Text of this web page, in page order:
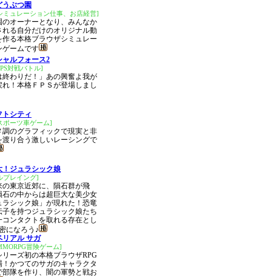
うぶつ園
ミュレーション仕事、お店経営]
のオーナーとなり、みんなか
れる自分だけのオリジナル動
作る本格ブラウザシミュレー
ゲームです
ャルフォース2
対戦バトル]
終わりだ！」あの興奮よ我が
れ！本格ＦＰＳが登場しまし
トシティ
ポーツ車ゲーム]
調のグラフィックで現実と非
渡り合う激しいレーシングで
！ジュラシック娘
プレイング]
の東京近郊に、隕石群が飛
石の中からは超巨大な美少女
ラシック娘」が現れた！恐竜
子を持つジュラシック娘たち
コンタクトを取れる存在とし
になろう♪
リアル サガ
冒険ゲーム]
リーズ初の本格ブラウザRPG
！かつてのサガのキャラクタ
部隊を作り、闇の軍勢と戦お